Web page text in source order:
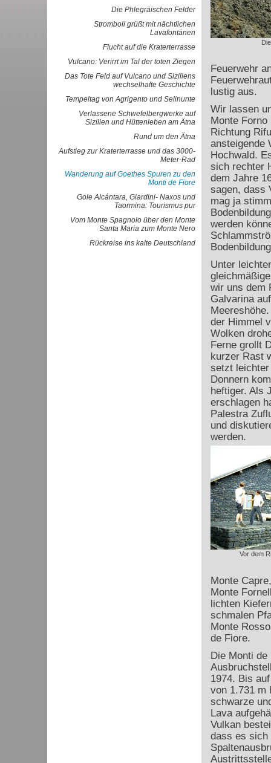
Die Phlegräischen Felder
Stromboli grüßt mit nächtlichen
Lavafontänen
Flucht auf die Kraterterrasse
Vulcano: Verirrt im Tal der toten Ziegen
Das Tote Feld auf Vulcano und Siziliens
wechselhafte Geschichte
Tempeltag von Agrigento und Selinunte
Verlassene Schwefelbergwerke auf
Sizilien und Hüttenleben am Ätna
Rund um den Ätna
Aufstieg zur Kraterterrasse und das 3000-
Meter-Rad
Wanderung auf Goethes Spuren zu den
Monti de Fiore
Gole Alcántara, Giardini- Naxos und
Taormina: Tourismus pur
Vom Monte Spagnolo über den Monte
Santa Maria zum Monte Nero
Rückreise ins kalte Deutschland
Feuerwehr
lustig aus.
Wir lassen
Monte
Richtung
ansteigende
Hochwald.
sich rechter
dem Jahre
sagen, dass
mag ja
werden
Unter
wir uns dem
Galvarina
der Himmel
Wolken
Ferne grollt
kurzer Rast
setzt leichter
Donnern
heftiger. Als
erschlagen
Palestra
und
werden.
Vor dem
Monte
Monte
lichten
schmalen
Monte
de Fiore.
Die Monti de
1974. Bis
von 1.731 m
schwarze
Lava
Vulkan
dass es sich